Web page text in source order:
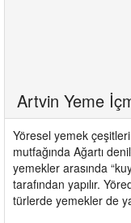
Artvin Yeme
Yöresel yemek
mutfağında Ağartı
yemekler arasında
tarafından yapılır.
türlerde yemekler de